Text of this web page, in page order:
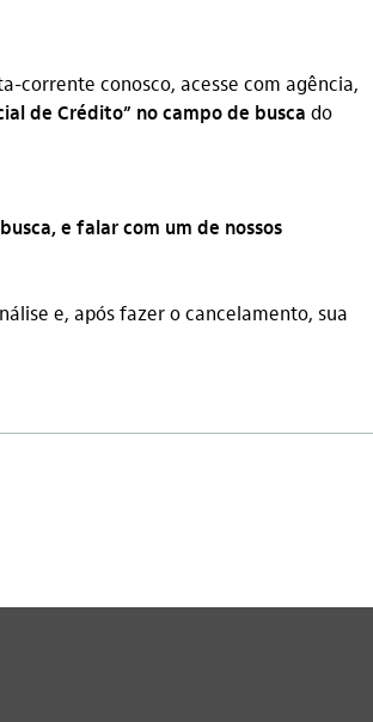
corrente conosco, acesse com agência,
de Crédito” no campo de busca do
e falar com um de nossos
e, após fazer o cancelamento, sua